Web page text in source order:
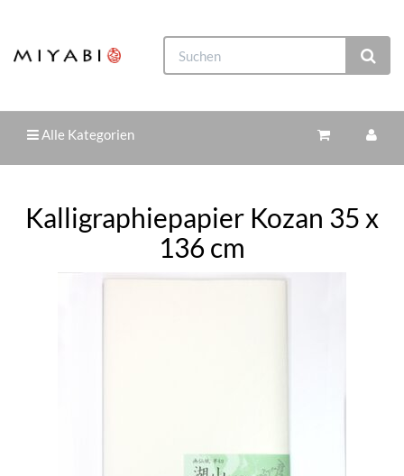
Alle Kategorien
Kalligraphiepapier Kozan 35 x
136 cm